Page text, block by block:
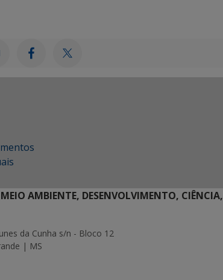
MEIO AMBIENTE, DESENVOLVIMENTO, CIÊNCIA,
da Cunha s/n - Bloco 12
| MS